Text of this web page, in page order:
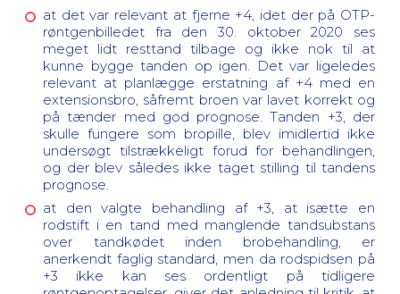
at det var relevant at fjerne +4, idet der på OTP-
røntgenbilledet fra den 30. oktober 2020 ses
meget lidt resttand tilbage og ikke nok til at
kunne bygge tanden op igen. Det var ligeledes
relevant at planlægge erstatning af +4 med en
extensionsbro, såfremt broen var lavet korrekt og
på tænder med god prognose. Tanden +3, der
skulle fungere som bropille, blev imidlertid ikke
undersøgt tilstrækkeligt forud for behandlingen,
og der blev således ikke taget stilling til tandens
prognose.
at den valgte behandling af +3, at isætte en
rodstift i en tand med manglende tandsubstans
over tandkødet inden brobehandling, er
anerkendt faglig standard, men da rodspidsen på
+3 ikke kan ses ordentligt på tidligere